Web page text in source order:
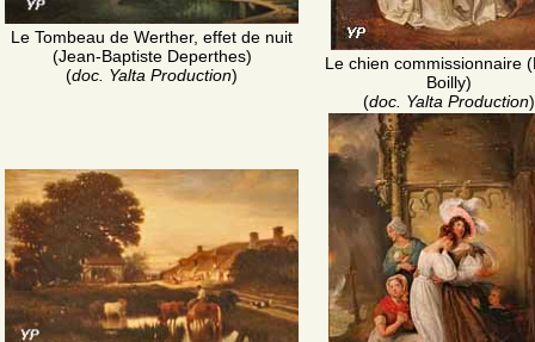
Le Tombeau de Werther, effet de nuit
(Jean-Baptiste Deperthes)
(doc. Yalta Production)
Le chien commissionnaire
Boilly)
(doc. Yalta Production)